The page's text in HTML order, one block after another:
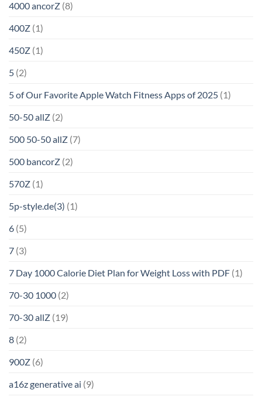
4000 ancorZ (8)
400Z (1)
450Z (1)
5 (2)
5 of Our Favorite Apple Watch Fitness Apps of 2025 (1)
50-50 allZ (2)
500 50-50 allZ (7)
500 bancorZ (2)
570Z (1)
5p-style.de(3) (1)
6 (5)
7 (3)
7 Day 1000 Calorie Diet Plan for Weight Loss with PDF (1)
70-30 1000 (2)
70-30 allZ (19)
8 (2)
900Z (6)
a16z generative ai (9)